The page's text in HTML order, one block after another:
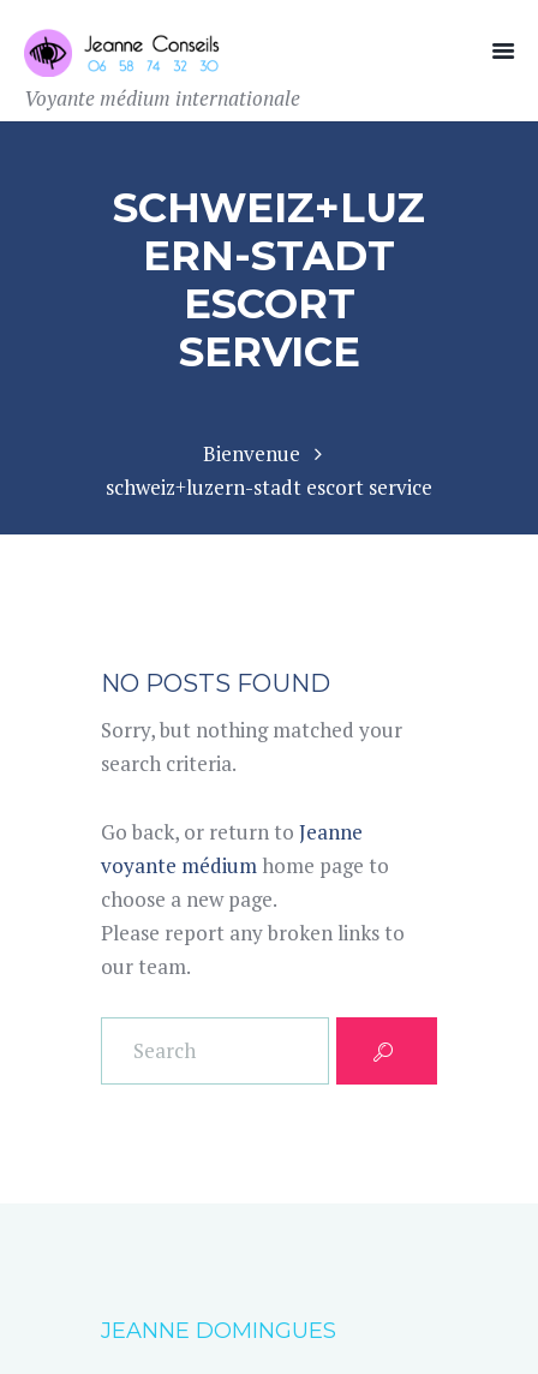
Voyante médium internationale
SCHWEIZ+LUZ
ERN-STADT
ESCORT
SERVICE
Bienvenue
schweiz+luzern-stadt escort service
NO POSTS FOUND
Sorry, but nothing matched your
search criteria.
Go back, or return to Jeanne
voyante médium home page to
choose a new page.
Please report any broken links to
our team.
JEANNE DOMINGUES